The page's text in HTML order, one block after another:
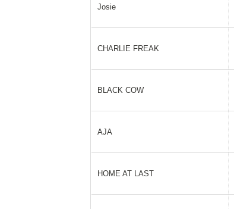
Josie
CHARLIE FREAK
BLACK COW
AJA
HOME AT LAST